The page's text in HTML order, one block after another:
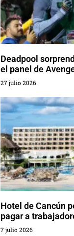
Deadpool
el panel de
27 julio 2026
Hotel de Cancún
pagar a
7 julio 2026